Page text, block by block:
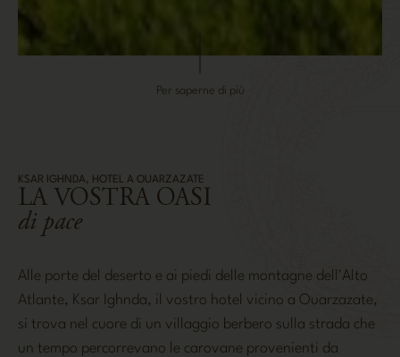
Per saperne di più
KSAR IGHNDA, HOTEL A OUARZAZATE
LA VOSTRA OASI
di pace
Alle porte del deserto e ai piedi delle montagne dell'Alto
Atlante, Ksar Ighnda, il vostro hotel vicino a Ouarzazate,
si trova nel cuore di un villaggio berbero sulla strada che
un tempo percorrevano le carovane provenienti da